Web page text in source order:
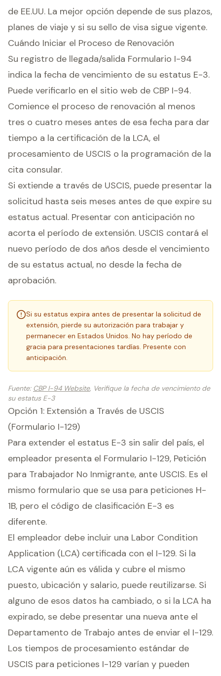
de EE.UU. La mejor opción depende de sus plazos,
planes de viaje y si su sello de visa sigue vigente.
Cuándo Iniciar el Proceso de Renovación
Su registro de llegada/salida Formulario I-94
indica la fecha de vencimiento de su estatus E-3.
Puede verificarlo en el sitio web de CBP I-94.
Comience el proceso de renovación al menos
tres o cuatro meses antes de esa fecha para dar
tiempo a la certificación de la LCA, el
procesamiento de USCIS o la programación de la
cita consular.
Si extiende a través de USCIS, puede presentar la
solicitud hasta seis meses antes de que expire su
estatus actual. Presentar con anticipación no
acorta el período de extensión. USCIS contará el
nuevo período de dos años desde el vencimiento
de su estatus actual, no desde la fecha de
aprobación.
Si su estatus expira antes de presentar la solicitud de
extensión, pierde su autorización para trabajar y
permanecer en Estados Unidos. No hay período de
gracia para presentaciones tardías. Presente con
anticipación.
Fuente: CBP I-94 Website, Verifique la fecha de vencimiento de
su estatus E-3
Opción 1: Extensión a Través de USCIS
(Formulario I-129)
Para extender el estatus E-3 sin salir del país, el
empleador presenta el Formulario I-129, Petición
para Trabajador No Inmigrante, ante USCIS. Es el
mismo formulario que se usa para peticiones H-
1B, pero el código de clasificación E-3 es
diferente.
El empleador debe incluir una Labor Condition
Application (LCA) certificada con el I-129. Si la
LCA vigente aún es válida y cubre el mismo
puesto, ubicación y salario, puede reutilizarse. Si
alguno de esos datos ha cambiado, o si la LCA ha
expirado, se debe presentar una nueva ante el
Departamento de Trabajo antes de enviar el I-129.
Los tiempos de procesamiento estándar de
USCIS para peticiones I-129 varían y pueden